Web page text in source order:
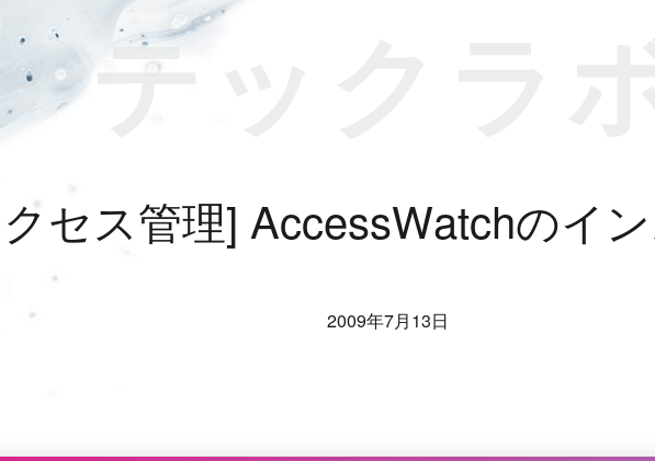
テックラボ
クセス管理] AccessWatchのイ ン
2009年7月13日